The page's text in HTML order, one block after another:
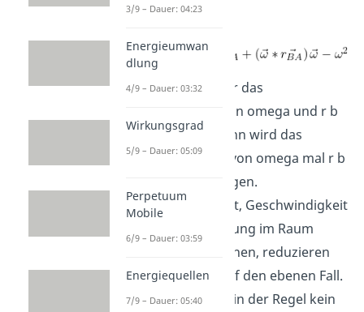
Beschleunigung:
Hierbei bilden wir das
Skalarprodukt von omega und r b
a mit omega. Dann wird das
Betragsquadrat von omega mal r b
a wieder abgezogen.
Nach dem wir Ort, Geschwindigkeit
und Beschleunigung im Raum
beschreiben können, reduzieren
wir das Ganze auf den ebenen Fall.
Hier müssen wir in der Regel kein
3/9 – Dauer: 04:23
Energieumwan
dlung
4/9 – Dauer: 03:32
Wirkungsgrad
5/9 – Dauer: 05:09
Perpetuum
Mobile
6/9 – Dauer: 03:59
Energiequellen
7/9 – Dauer: 05:40